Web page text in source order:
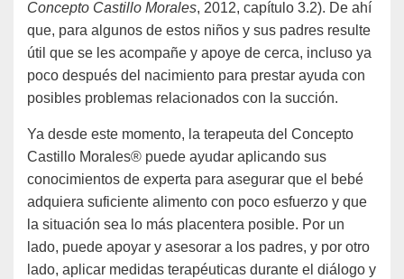
Concepto Castillo Morales, 2012, capítulo 3.2). De ahí
que, para algunos de estos niños y sus padres resulte
útil que se les acompañe y apoye de cerca, incluso ya
poco después del nacimiento para prestar ayuda con
posibles problemas relacionados con la succión.
Ya desde este momento, la terapeuta del Concepto
Castillo Morales® puede ayudar aplicando sus
conocimientos de experta para asegurar que el bebé
adquiera suficiente alimento con poco esfuerzo y que
la situación sea lo más placentera posible. Por un
lado, puede apoyar y asesorar a los padres, y por otro
lado, aplicar medidas terapéuticas durante el diálogo y